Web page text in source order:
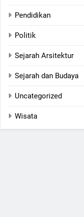
Pendidikan
Politik
Sejarah Arsitektur
Sejarah dan Budaya
Uncategorized
Wisata